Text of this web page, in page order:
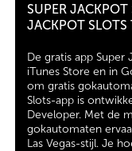
SUPER JACKPOT
JACKPOT SLOTS
De gratis app Super
iTunes Store en in
om gratis
Slots-app is
Developer. Met de
gokautomaten
Las Vegas-stijl. Je